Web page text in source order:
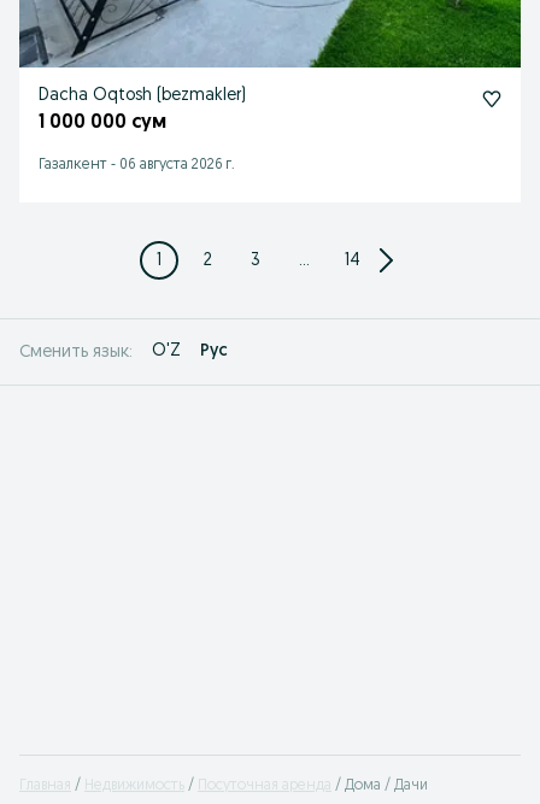
Dacha Oqtosh (bezmakler)
1 000 000 сум
Газалкент - 06 августа 2026 г.
1 2 3 ... 14
Сменить язык: O'Z Рус
Главная Недвижимость Посуточная аренда Дома / Дачи